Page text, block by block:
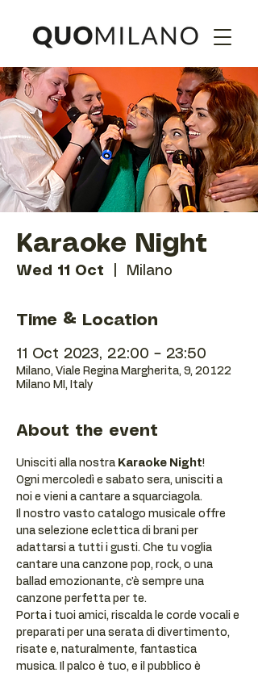
Karaoke Night
Wed 11 Oct Milano
Time & Location
11 Oct 2023, 22:00 – 23:50
Milano, Viale Regina Margherita, 9, 20122
Milano MI, Italy
About the event
Unisciti alla nostra Karaoke Night!
Ogni mercoledì e sabato sera, unisciti a
noi e vieni a cantare a squarciagola.
Il nostro vasto catalogo musicale offre
una selezione eclettica di brani per
adattarsi a tutti i gusti. Che tu voglia
cantare una canzone pop, rock, o una
ballad emozionante, c'è sempre una
canzone perfetta per te.
Porta i tuoi amici, riscalda le corde vocali e
preparati per una serata di divertimento,
risate e, naturalmente, fantastica
musica. Il palco è tuo, e il pubblico è